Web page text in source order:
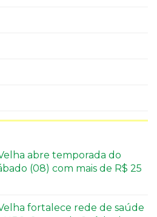
abre temporada do
(08) com mais de R$ 25
fortalece rede de saúde